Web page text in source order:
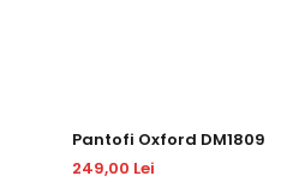
Pantofi Oxford DM1809
249,00 Lei